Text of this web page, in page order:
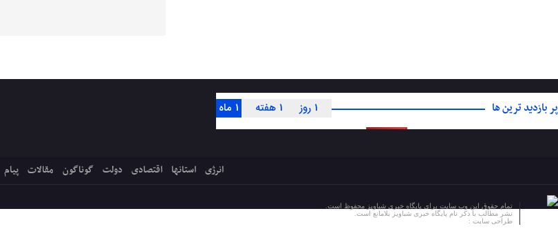
پر بازدید ترین ها 1 ماه 1 هفته 1 روز
انرژی استانها اقتصادی دولت گوناگون مقالات پیام
تمام حقوق این وب سایت برای پایگاه خبری شباویز محفوظ است.
نشر مطالب با ذکر نام پایگاه خبری شباویز بلامانع است.
طراحی سایت :